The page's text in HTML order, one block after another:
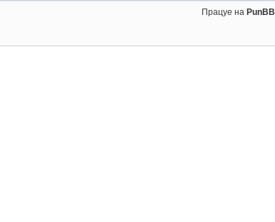
Працуе на PunBB